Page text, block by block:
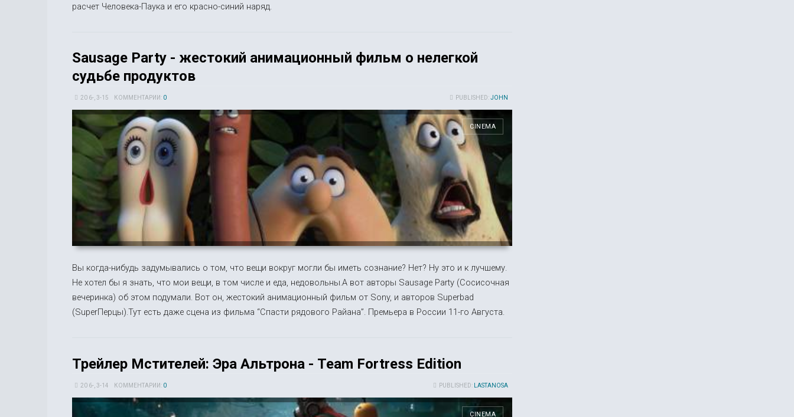
расчет Человека-Паука и его красно-синий наряд.
Sausage Party - жестокий анимационный фильм о нелегкой
судьбе продуктов
PUBLISHED:JOHN
20 6-, 3-15 КОММЕНТАРИИ: 0
CINEMA
Вы когда-нибудь задумывались о том, что вещи вокруг могли бы иметь сознание? Нет? Ну это и к лучшему.
Не хотел бы я знать, что мои вещи, в том числе и еда, недовольны.А вот авторы Sausage Party (Сосисочная
вечеринка) об этом подумали. Вот он, жестокий анимационный фильм от Sony, и авторов Superbad
(SuperПерцы).Тут есть даже сцена из фильма “Спасти рядового Райана”. Премьера в России 11-го Августа.
Трейлер Мстителей: Эра Альтрона - Team Fortress Edition
PUBLISHED: LASTANOSA
20 6-, 3-14 КОММЕНТАРИИ: 0
CINEMA